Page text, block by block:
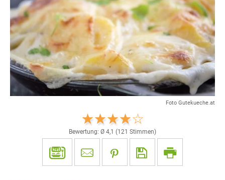
Foto Gutekueche.at
Bewertung: Ø 4,1 (121 Stimmen)